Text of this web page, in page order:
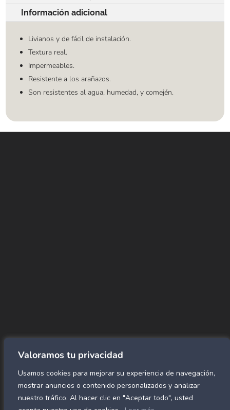
Valoramos tu privacidad
Usamos cookies para mejorar su experiencia de navegación,
mostrar anuncios o contenido personalizados y analizar
nuestro tráfico. Al hacer clic en "Aceptar todo", usted
Información adicional
Livianos y de fácil de instalación.
Textura real.
Impermeables.
Resistente a los arañazos.
Son resistentes al agua, humedad, y comején.
Revestimientos para pared
Alfombras Residenciales
Paneles decorativos para pared
Mármol Flex
Caucho para gimnasio